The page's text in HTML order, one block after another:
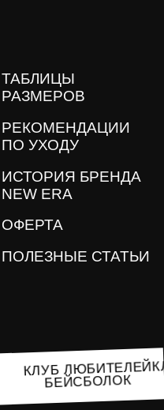
ТАБЛИЦЫ
РАЗМЕРОВ
РЕКОМЕНДАЦИИ
ПО УХОДУ
ИСТОРИЯ БРЕНДА
NEW ERA
ОФЕРТА
ПОЛЕЗНЫЕ СТАТЬИ
КЛУБ
БЕЙСБОЛОК